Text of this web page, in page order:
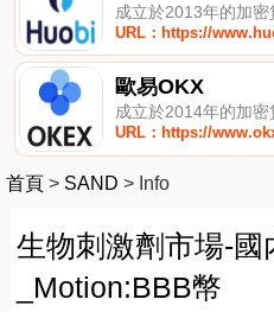
成立於2013年的加
URL：https://
歐易OKX
成立於2014年的加
URL：https://
首頁 > SAND > Info
生物刺激劑市場-國
_Motion:BBB幣